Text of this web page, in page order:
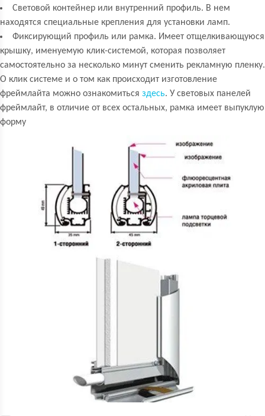
Световой контейнер или внутренний профиль. В нем
находятся специальные крепления для установки ламп.
Фиксирующий профиль или рамка. Имеет отщелкивающуюся
крышку, именуемую клик-системой, которая позволяет
самостоятельно за несколько минут сменить рекламную пленку.
О клик системе и о том как происходит изготовление
фреймлайта можно ознакомиться здесь. У световых панелей
фреймлайт, в отличие от всех остальных, рамка имеет выпуклую
форму